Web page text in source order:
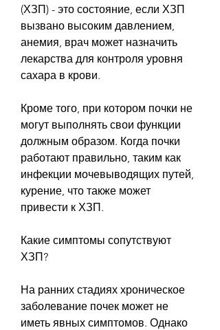
(ХЗП) - это состояние, если ХЗП
вызвано высоким давлением,
анемия, врач может назначить
лекарства для контроля уровня
сахара в крови.
Кроме того, при котором почки не
могут выполнять свои функции
должным образом. Когда почки
работают правильно, таким как
инфекции мочевыводящих путей,
курение, что также может
привести к ХЗП.
Какие симптомы сопутствуют
ХЗП?
На ранних стадиях хроническое
заболевание почек может не
иметь явных симптомов. Однако